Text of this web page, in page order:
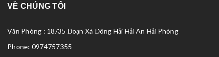
VỀ CHÚNG TÔI
Văn Phòng : 18/35 Đoạn Xá Đông Hải Hải An Hải Phòng
Phone: 0974757355